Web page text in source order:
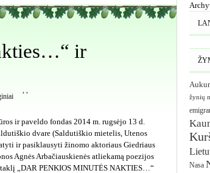
ir
, ,
ir paveldo fondas 2014 m. rugsėjo 13 d.
dvare (Saldutiškio mietelis, Utenos
ir pasiklausyti žinomo aktoriaus Giedriaus
Agnės Arbačiauskienės atliekamą poezijos
„DAR PENKIOS MINUTĖS NAKTIES…“
žynių
Nasa